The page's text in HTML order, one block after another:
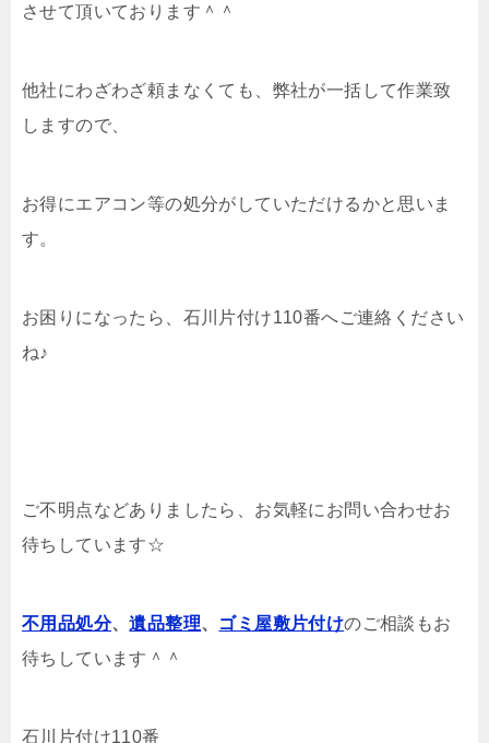
させて頂いております＾＾
他社にわざわざ頼まなくても、弊社が一括して作業致
しますので、
お得にエアコン等の処分がしていただけるかと思いま
す。
お困りになったら、石川片付け110番へご連絡ください
ね♪
ご不明点などありましたら、お気軽にお問い合わせお
待ちしています☆
不用品処分、遺品整理、 ゴミ屋敷片付けのご相談もお
待ちしています＾＾
石川片付け110番